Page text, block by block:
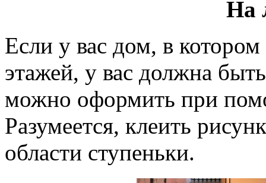
На
Если у вас дом, в
этажей, у вас должна
можно оформить при
Разумеется, клеить
области ступеньки.